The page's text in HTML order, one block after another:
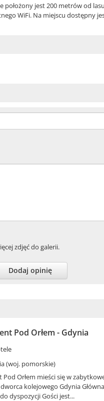
jest 200 metrów od
WiFi. Na miejscu dostępny
zdjęć do galerii.
Dodaj opinię
Pod Orłem - Gdynia
(woj. pomorskie)
Orłem mieści się w
kolejowego Gdynia
dyspozycji Gości jest...